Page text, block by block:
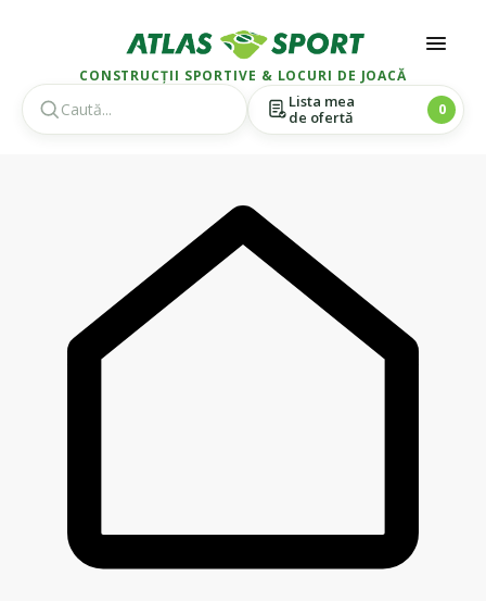
CONSTRUCȚII SPORTIVE & LOCURI DE JOACĂ
Lista mea
de ofertă
0